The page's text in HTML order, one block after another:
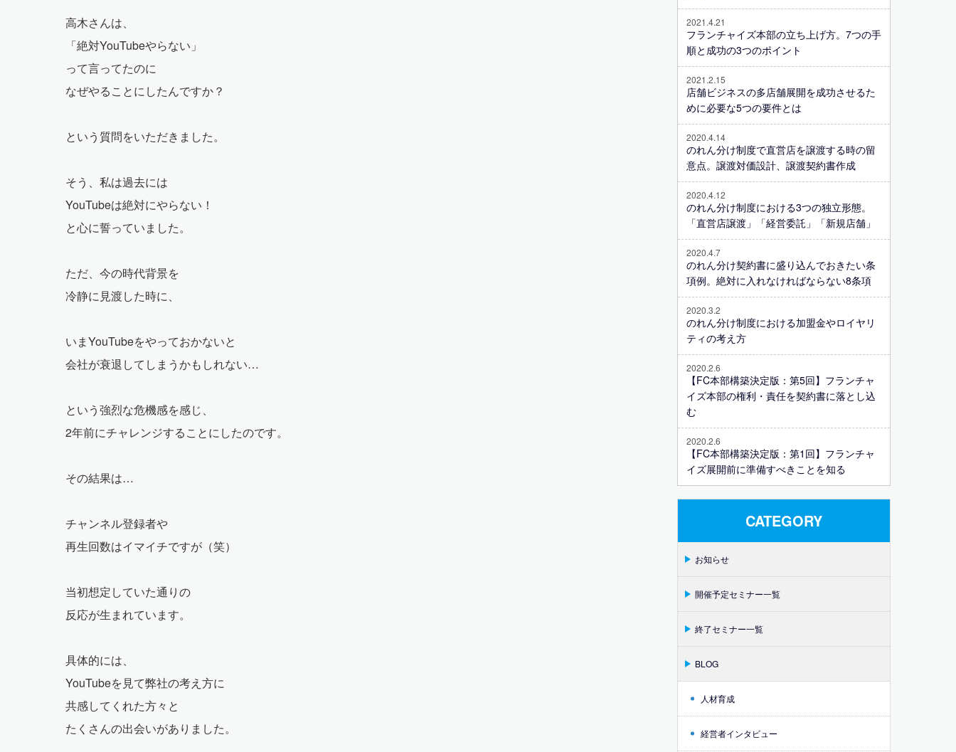
高木さんは、
「絶対YouTubeやらない」
って言ってたのに
なぜやることにしたんですか？
という質問をいただきました。
そう、私は過去には
YouTubeは絶対にやらない！
と心に誓っていました。
ただ、今の時代背景を
冷静に見渡した時に、
いまYouTubeをやっておかないと
会社が衰退してしまうかもしれない…
という強烈な危機感を感じ、
2年前にチャレンジすることにしたのです。
その結果は…
チャンネル登録者や
再生回数はイマイチですが（笑）
当初想定していた通りの
反応が生まれています。
具体的には、
YouTubeを見て弊社の考え方に
共感してくれた方々と
たくさんの出会いがありました。
2021.4.21
フランチャイズ本部の立ち上げ方。7つの手
順と成功の3つのポイント
2021.2.15
店舗ビジネスの多店舗展開を成功させるた
めに必要な5つの要件とは
2020.4.14
のれん分け制度で直営店を譲渡する時の留
意点。譲渡対価設計、譲渡契約書作成
2020.4.12
のれん分け制度における3つの独立形態。
「直営店譲渡」「経営委託」「新規店舗」
2020.4.7
のれん分け契約書に盛り込んでおきたい条
項例。絶対に入れなければならない8条項
2020.3.2
のれん分け制度における加盟金やロイヤリ
ティの考え方
2020.2.6
【FC本部構築決定版：第5回】フランチャ
イズ本部の権利・責任を契約書に落とし込
む
2020.2.6
【FC本部構築決定版：第1回】フランチャ
イズ展開前に準備すべきことを知る
CATEGORY
お知らせ
開催予定セミナー一覧
終了セミナー一覧
BLOG
人材育成
経営者インタビュー